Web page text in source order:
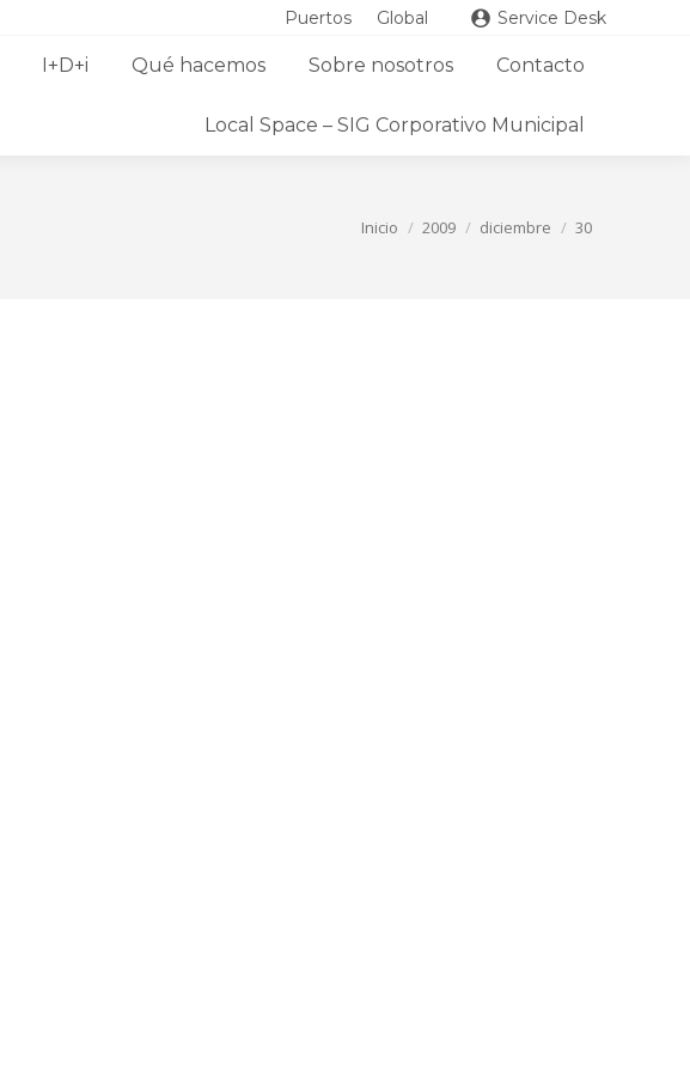
Puertos Global Service Desk
I+D+i Qué hacemos Sobre nosotros Contacto
Local Space – SIG Corporativo Municipal
Inicio 2009 diciembre 30